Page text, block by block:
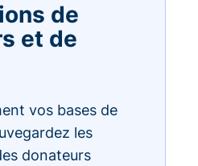
de
et de
vos bases de
les
donateurs